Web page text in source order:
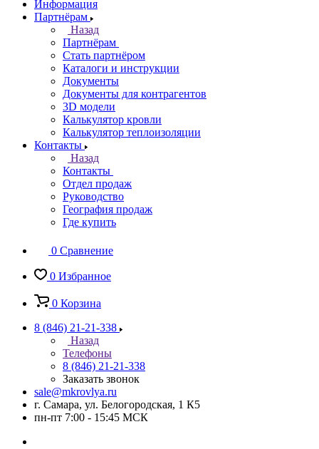
Информация
Партнёрам
Назад
Партнёрам
Стать партнёром
Каталоги и инструкции
Документы
Документы для контрагентов
3D модели
Калькулятор кровли
Калькулятор теплоизоляции
Контакты
Назад
Контакты
Отдел продаж
Руководство
География продаж
Где купить
0 Сравнение
0 Избранное
0 Корзина
8 (846) 21-21-338
Назад
Телефоны
8 (846) 21-21-338
Заказать звонок
sale@mkrovlya.ru
г. Самара, ул. Белогородская, 1 К5
пн-пт 7:00 - 15:45 МСК